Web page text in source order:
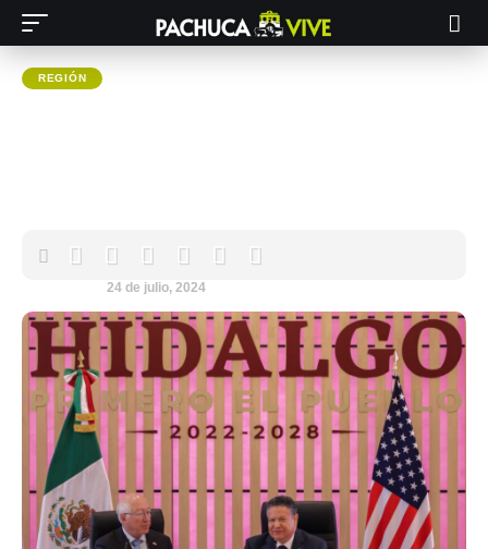
REGIÓN
Pachuca VIVE24 de julio, 2024